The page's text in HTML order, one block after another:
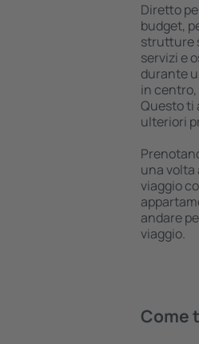
Diretto
budget,
strutture
servizi e
durante
in
Questo ti
ulteriori
una volta
viaggio
andare
viaggio.
Come